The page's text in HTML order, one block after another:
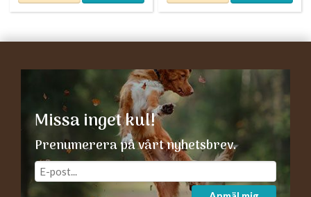
Missa inget kul!
Prenumerera på vårt nyhetsbrev.